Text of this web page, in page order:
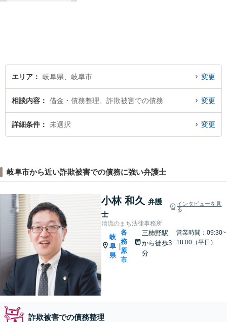
エリア 岐阜県、岐阜市 変更
相談内容 借金・債務整理、詐欺被害での債務 変更
詳細条件 未選択 変更
岐阜市から近い詐欺被害での債務に強い弁護士
小林 和久 弁護
士
インタビューを見
る
清流のまち法律事務所
岐
阜
県
各
務
原
市
三柿野駅
から徒歩3
分
営業時間：09:30~
18:00（平日）
詐欺被害での債務整理